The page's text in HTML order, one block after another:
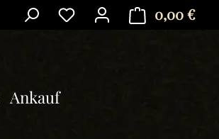
0,00 €
Ankauf